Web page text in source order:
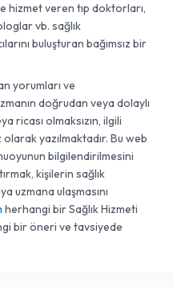
hizmet veren tıp doktorları,
vb. sağlık
buluşturan bağımsız bir
yorumları ve
doğrudan veya dolaylı
ricası olmaksızın, ilgili
yazılmaktadır. Bu web
bilgilendirilmesini
kişilerin sağlık
uzmana ulaşmasını
herhangi bir Sağlık Hizmeti
bir öneri ve tavsiyede